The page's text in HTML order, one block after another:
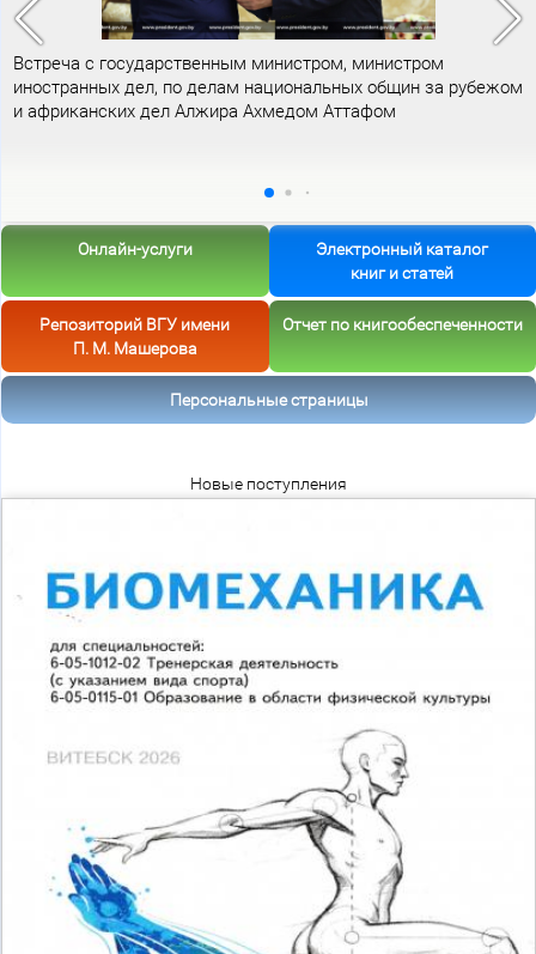
Встреча с государственным министром, министром
иностранных дел, по делам национальных общин за рубежом
и африканских дел Алжира Ахмедом Аттафом
Онлайн-услуги
Электронный каталог
книг и статей
Репозиторий ВГУ имени
П. М. Машерова
Отчет по книгообеспеченности
Персональные страницы
Новые поступления